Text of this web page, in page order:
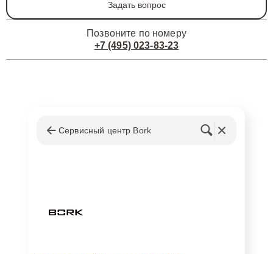
Задать вопрос
Позвоните по номеру
+7 (495) 023-83-23
Сервисный центр Bork